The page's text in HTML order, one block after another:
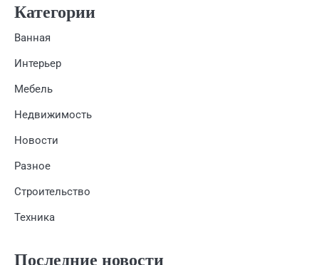
Категории
Ванная
Интерьер
Мебель
Недвижимость
Новости
Разное
Строительство
Техника
Последние новости